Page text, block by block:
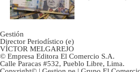
Gestión
Director Periodístico (e)
VÍCTOR MELGAREJO
© Empresa Editora El Comercio S.A.
Calle Paracas #532, Pueblo Libre, Lima.